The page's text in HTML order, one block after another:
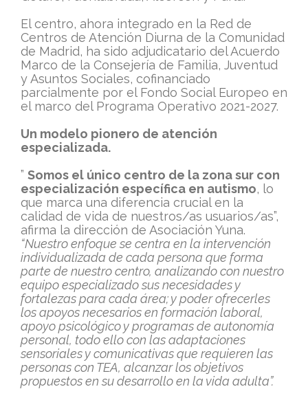
El centro, ahora integrado en la Red de
Centros de Atención Diurna de la Comunidad
de Madrid, ha sido adjudicatario del Acuerdo
Marco de la Consejería de Familia, Juventud
y Asuntos Sociales, cofinanciado
parcialmente por el Fondo Social Europeo en
el marco del Programa Operativo 2021-2027.
Un modelo pionero de atención
especializada.
” Somos el único centro de la zona sur con
especialización específica en autismo, lo
que marca una diferencia crucial en la
calidad de vida de nuestros/as usuarios/as”,
afirma la dirección de Asociación Yuna.
“Nuestro enfoque se centra en la intervención
individualizada de cada persona que forma
parte de nuestro centro, analizando con nuestro
equipo especializado sus necesidades y
fortalezas para cada área; y poder ofrecerles
los apoyos necesarios en formación laboral,
apoyo psicológico y programas de autonomía
personal, todo ello con las adaptaciones
sensoriales y comunicativas que requieren las
personas con TEA, alcanzar los objetivos
propuestos en su desarrollo en la vida adulta”.